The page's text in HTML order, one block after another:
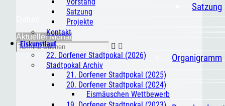
Satzung
Organigramm
Satzung
Projekte
Kontakt
Eiskunstlauf
22. Dorfener Stadtpokal (2026)
Stadtpokal Archiv
21. Dorfener Stadtpokal (2025)
20. Dorfener Stadtpokal (2024)
Eismäuschen Wettbewerb
Aktueller Monat